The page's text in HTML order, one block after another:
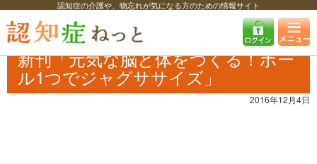
認知症の介護や、物忘れが気になる方のための情報サイト
認知症ねっと 認知症最新ニュース 予防・改善
新刊「元気な脳と体を
つくる！ボール1つでジャグササイズ」
新刊「元気な脳と体をつくる！ボー
ル1つでジャグササイズ」
2016年12月4日